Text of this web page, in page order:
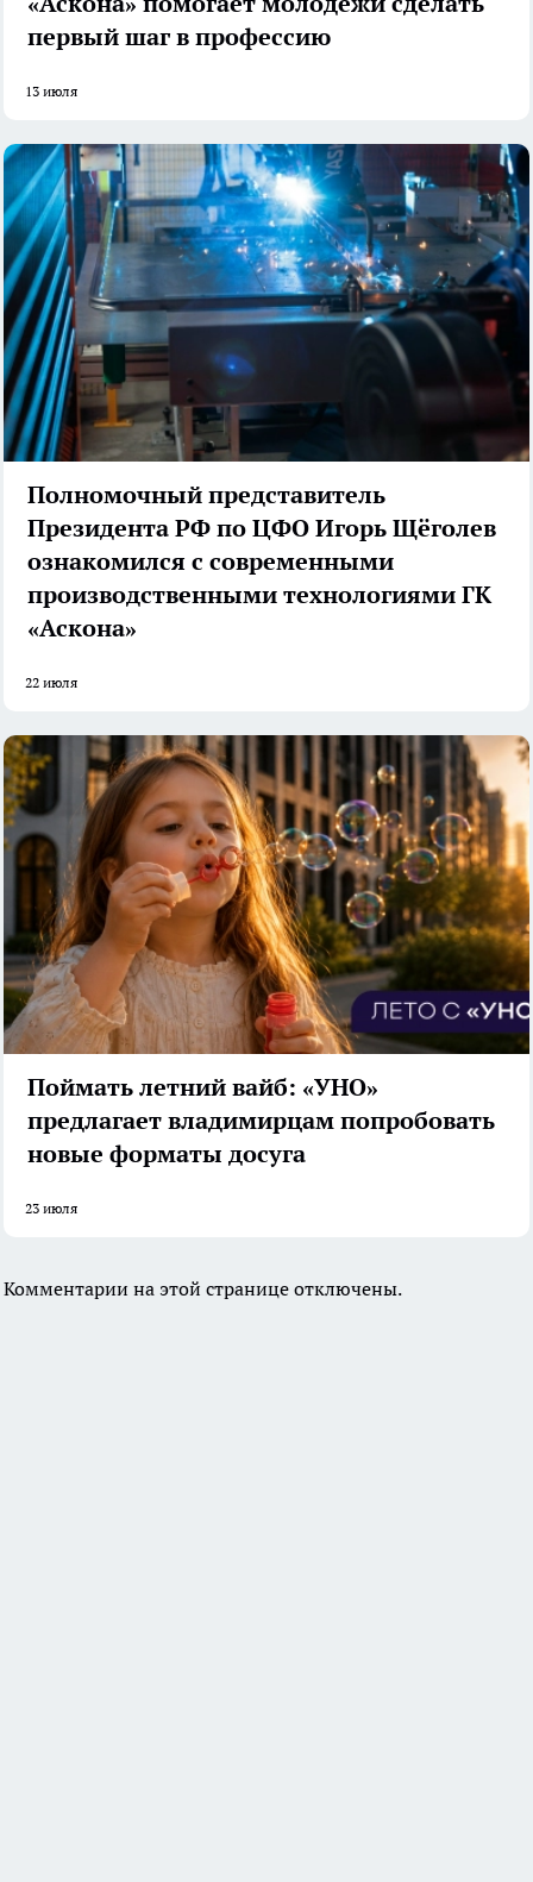
первый шаг в профессию
13 июля
Полномочный представитель
Президента РФ по ЦФО Игорь Щёголев
ознакомился с современными
производственными технологиями ГК
«Аскона»
22 июля
Поймать летний вайб: «УНО»
предлагает владимирцам попробовать
новые форматы досуга
23 июля
Комментарии на этой странице отключены.